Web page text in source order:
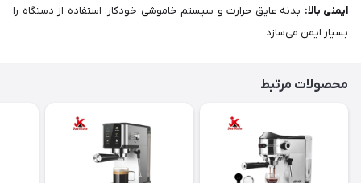
ایمنی بالا: بدنه عایق حرارت و سیستم خاموشی خودکار، استفاده از دستگاه را
بسیار ایمن می‌سازد.
محصولات مرتبط